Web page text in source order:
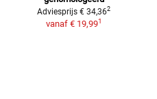
Adviesprijs € 34,362
vanaf € 19,991